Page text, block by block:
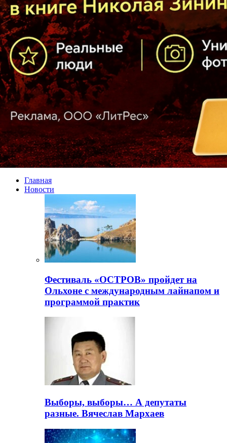
Главная
Новости
Фестиваль «ОСТРОВ» пройдет на
Ольхоне с международным лайнапом и
программой практик
Выборы, выборы… А депутаты
разные. Вячеслав Мархаев